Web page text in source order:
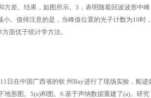
方差。结果，如图所示。3，表明随着回波波形中峰
小。值得注意的是，当峰值位置的光子计数为10时
面优于统计学方法。
日在中国广西省的钦 州Bay进行了现场实验，船迹
地形图。5(a)和图。6.基于声纳数据重建了(a)。研究